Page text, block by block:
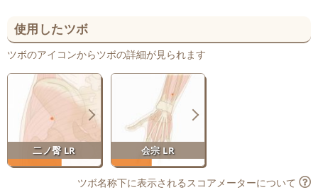
使用したツボ
ツボのアイコンからツボの詳細が見られます
二ノ臀 LR 会宗 LR
ツボ名称下に表示されるスコアメーターについて